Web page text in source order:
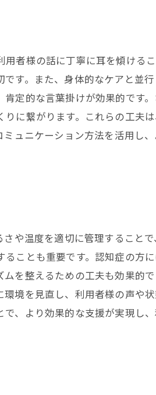
者様の話に丁寧に耳を傾ける
す。また、身体的なケアと並行
定的な言葉掛けが効果的です。
に繋がります。これらの工夫は
ュニケーション方法を活用し、
や温度を適切に管理することで
ことも重要です。認知症の方
を整えるための工夫も効果的で
境を見直し、利用者様の声や
、より効果的な支援が実現し、